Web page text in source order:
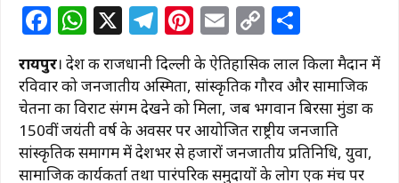
F
c
e
b
o
W
at
s
A
p
X T
el
e
g
ra
m
Pi
n
te
re
st
E
m
ai
l
C
p
y
Li
n
h
ar
e
रायपुर। देश की राजधानी दिल्ली के ऐतिहासिक लाल किला मैदान में
रविवार को जनजातीय अस्मिता, सांस्कृतिक गौरव और सामाजिक
चेतना का विराट संगम देखने को मिला, जब भगवान बिरसा मुंडा की
150वीं जयंती वर्ष के अवसर पर आयोजित राष्ट्रीय जनजाति
सांस्कृतिक समागम में देशभर से हजारों जनजातीय प्रतिनिधि, युवा,
सामाजिक कार्यकर्ता तथा पारंपरिक समुदायों के लोग एक मंच पर